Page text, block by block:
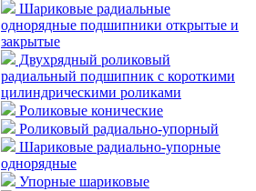
Шариковые радиальные
однорядные подшипники открытые и
закрытые
Двухрядный роликовый
радиальный подшипник с короткими
цилиндрическими роликами
Роликовые конические
Роликовый радиально-упорный
Шариковые радиально-упорные
однорядные
Упорные шариковые